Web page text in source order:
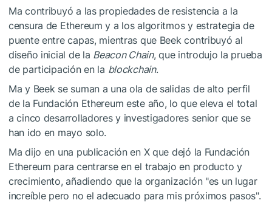
Ma contribuyó a las propiedades de resistencia a la
censura de Ethereum y a los algoritmos y estrategia de
puente entre capas, mientras que Beek contribuyó al
diseño inicial de la Beacon Chain, que introdujo la prueba
de participación en la blockchain.
Ma y Beek se suman a una ola de salidas de alto perfil
de la Fundación Ethereum este año, lo que eleva el total
a cinco desarrolladores y investigadores senior que se
han ido en mayo solo.
Ma dijo en una publicación en X que dejó la Fundación
Ethereum para centrarse en el trabajo en producto y
crecimiento, añadiendo que la organización "es un lugar
increíble pero no el adecuado para mis próximos pasos".